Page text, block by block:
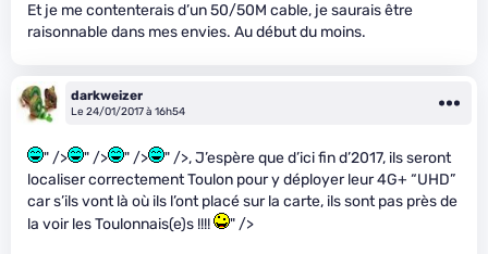
Et je me contenterais d’un 50/50M cable, je saurais être
raisonnable dans mes envies. Au début du moins.
darkweizer
Le 24/01/2017 à 16h54
" /> " /> " />
" />, J’espère que d’ici fin d’2017, ils seront
localiser correctement Toulon pour y déployer leur 4G+ “UHD”
car s’ils vont là où ils l’ont placé sur la carte, ils sont pas près de
la voir les Toulonnais(e)s !!!!
" />